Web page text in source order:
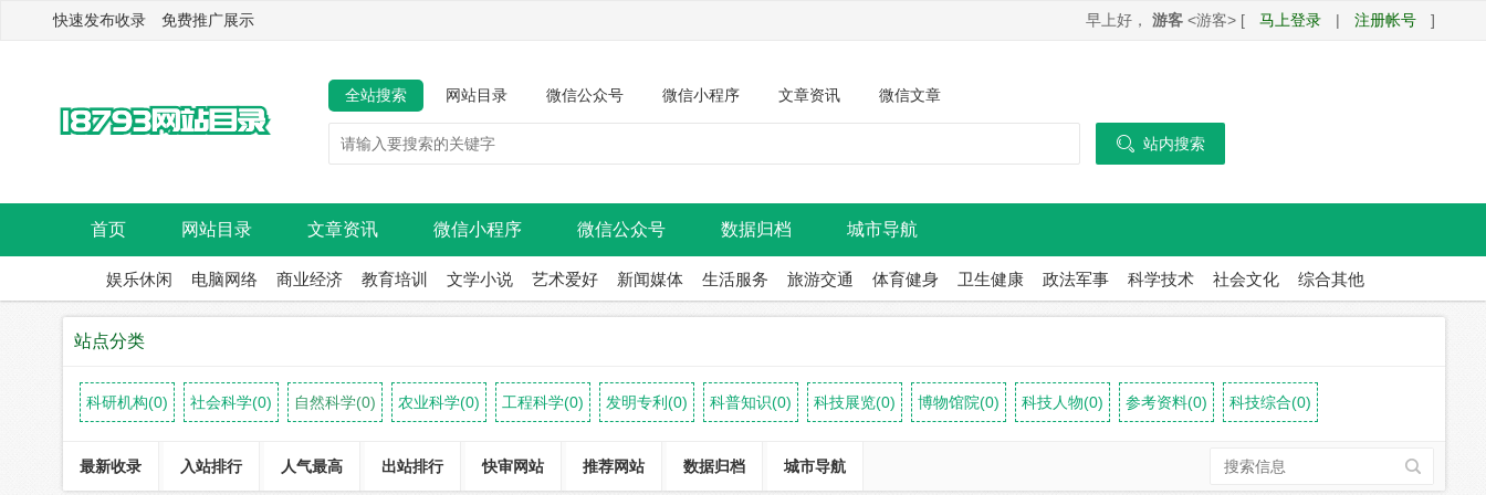
快速发布收录 免费推广展示 早上好， 游客 <游客> [ 马上登录 | 注册帐号 ]
全站搜索 网站目录 微信公众号 微信小程序 文章资讯 微信文章
 站内搜索
首页 网站目录 文章资讯 微信小程序 微信公众号 数据归档 城市导航
娱乐休闲 电脑网络 商业经济 教育培训 文学小说 艺术爱好 新闻媒体 生活服务 旅游交通 体育健身 卫生健康 政法军事 科学技术 社会文化 综合其他
站点分类
科研机构(0) 社会科学(0) 自然科学(0) 农业科学(0) 工程科学(0) 发明专利(0) 科普知识(0) 科技展览(0) 博物馆院(0) 科技人物(0) 参考资料(0) 科技综合(0)
最新收录 入站排行 人气最高 出站排行 快审网站 推荐网站 数据归档 城市导航